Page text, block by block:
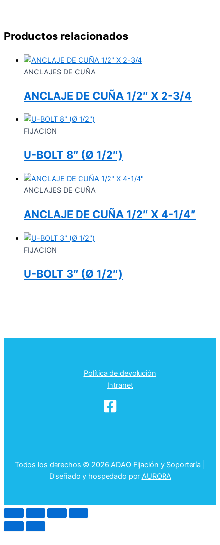
Productos relacionados
ANCLAJES DE CUÑA
ANCLAJE DE CUÑA 1/2″ X 2-3/4
FIJACION
U-BOLT 8″ (Ø 1/2″)
ANCLAJES DE CUÑA
ANCLAJE DE CUÑA 1/2″ X 4-1/4″
FIJACION
U-BOLT 3″ (Ø 1/2″)
Política de devolución
Intranet
Todos los derechos © 2026 ADAO Fijación y Soportería |
Diseñado y hospedado por AURORA